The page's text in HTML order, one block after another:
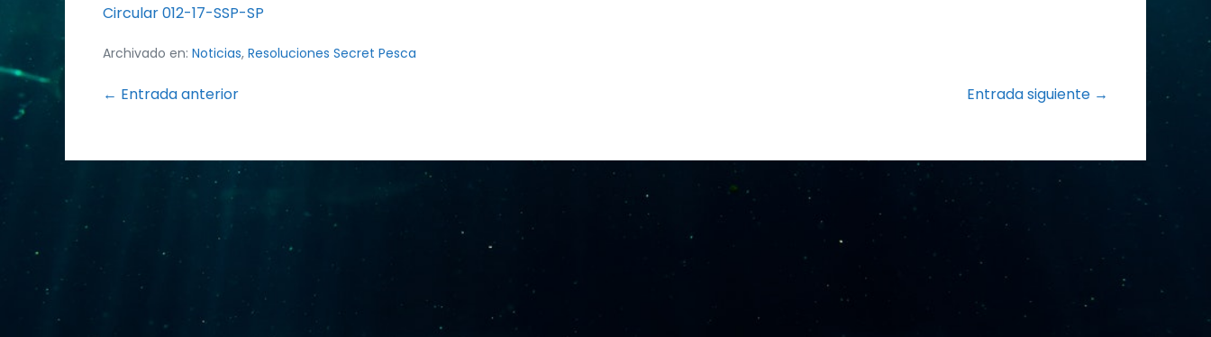
Circular 012-17-SSP-SP
Archivado en: Noticias, Resoluciones Secret Pesca
Navegación
← Entrada anterior Entrada siguiente →